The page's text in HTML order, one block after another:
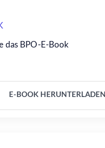
das BPO-E-Book
E-BOOK HERUNTERLADEN